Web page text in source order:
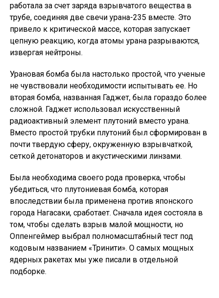
работала за счет заряда взрывчатого вещества в
трубе, соединяя две свечи урана-235 вместе. Это
привело к критической массе, которая запускает
цепную реакцию, когда атомы урана разрываются,
извергая нейтроны.
Урановая бомба была настолько простой, что ученые
не чувствовали необходимости испытывать ее. Но
вторая бомба, названная Гаджет, была гораздо более
сложной. Гаджет использовал искусственный
радиоактивный элемент плутоний вместо урана.
Вместо простой трубки плутоний был сформирован в
почти твердую сферу, окруженную взрывчаткой,
сеткой детонаторов и акустическими линзами.
Была необходима своего рода проверка, чтобы
убедиться, что плутониевая бомба, которая
впоследствии была применена против японского
города Нагасаки, сработает. Сначала идея состояла в
том, чтобы сделать взрыв малой мощности, но
Оппенгеймер выбрал полномасштабный тест под
кодовым названием «Тринити». О самых мощных
ядерных ракетах мы уже писали в отдельной
подборке.